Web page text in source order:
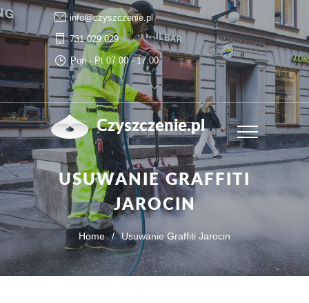
info@czyszczenie.pl
731 029 029
Pon - Pt 07:00 - 17:00
Czyszczenie.pl
USUWANIE GRAFFITI
JAROCIN
Home / Usuwanie Graffiti Jarocin